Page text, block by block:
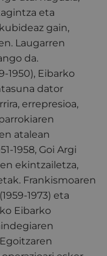
eta
gain,
Laugarren
da.
1950), Eibarko
dator
errepresioa,
atalean
1958, Goi Argi
ekintzailetza,
Frankismoaren
1973) eta
Eibarko